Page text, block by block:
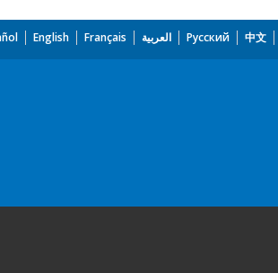
English Français العربية Русский 中文